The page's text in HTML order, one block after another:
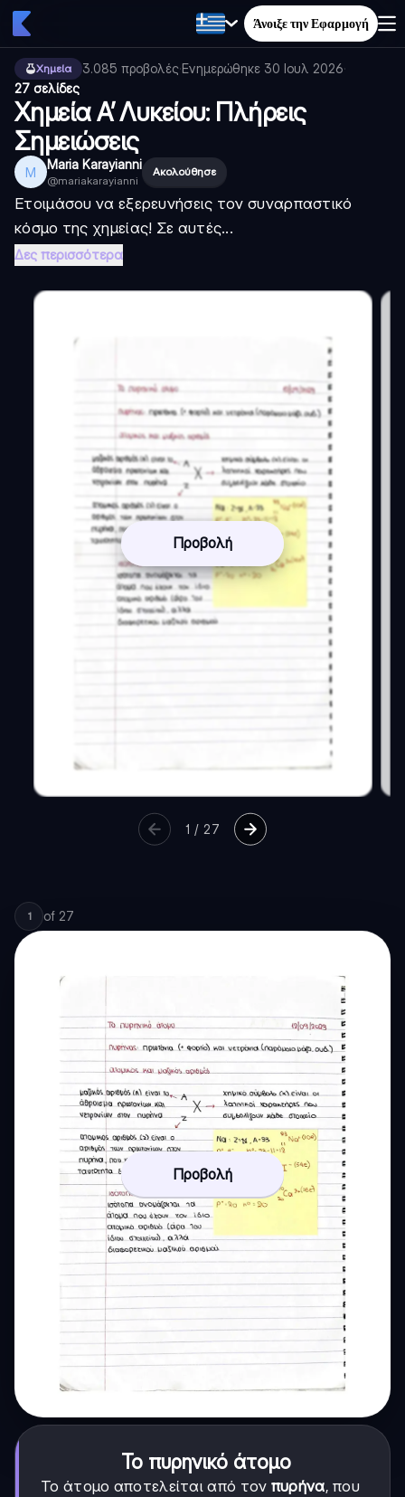
Άνοιξε την Εφαρμογή
Χημεία 3.085 προβολές·Ενημερώθηκε 30 Ιουλ 2026·
27 σελίδες
Χημεία Α’ Λυκείου: Πλήρεις
Σημειώσεις
M Maria Karayianni
@mariakarayianni
Ακολούθησε
Ετοιμάσου να εξερευνήσεις τον συναρπαστικό
κόσμο της χημείας! Σε αυτές...
Δες περισσότερα
Προβολή
1 / 27
1 of 27
Προβολή
Το πυρηνικό άτομο
Το άτομο αποτελείται από τον πυρήνα, που